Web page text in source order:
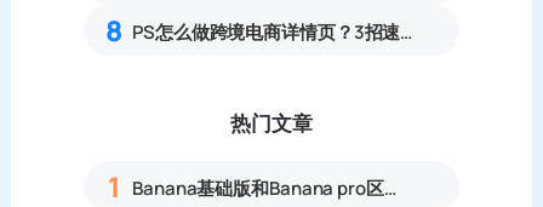
8 PS怎么做跨境电商详情页？3招速出亚马逊A+详情页
热门文章
1 Banana基础版和Banana pro区别对比丨具体案例应用+使用教程